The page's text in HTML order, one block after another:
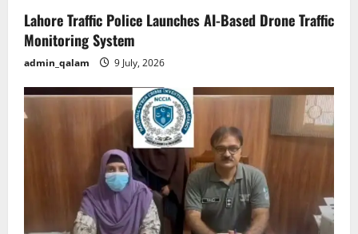
Lahore Traffic Police Launches AI-Based Drone Traffic
Monitoring System
admin_qalam 9 July, 2026